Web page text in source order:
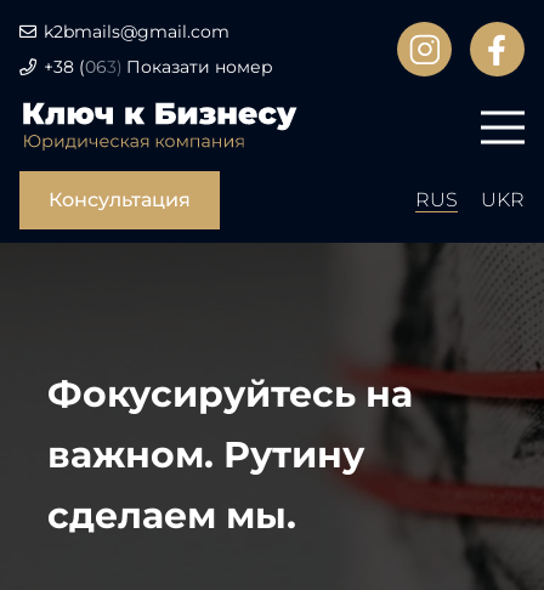
k2bmails@gmail.com
+38(063) Показати номер
Консультация RUS UKR
Фокусируйтесь на
важном. Рутину
сделаем мы.